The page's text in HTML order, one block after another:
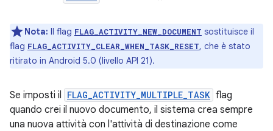
Nota: Il flag FLAG_ACTIVITY_NEW_DOCUMENT sostituisce il
flag FLAG_ACTIVITY_CLEAR_WHEN_TASK_RESET, che è stato
ritirato in Android 5.0 (livello API 21).
Se imposti il FLAG_ACTIVITY_MULTIPLE_TASK flag
quando crei il nuovo documento, il sistema crea sempre
una nuova attività con l'attività di destinazione come